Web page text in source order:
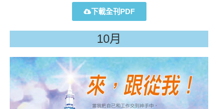
下載全刊PDF
10月